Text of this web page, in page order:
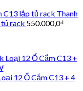
Thanh
tủ rack 550.000,0₫
12 Ổ Cắm C13 + 4